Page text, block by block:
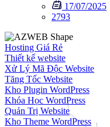
17/07/2025
2793
Hosting Giá Rẻ
Thiết kế website
Xử Lý Mã Độc Website
Tăng Tốc Website
Kho Plugin WordPress
Khóa Học WordPress
Quản Trị Website
Kho Theme WordPress